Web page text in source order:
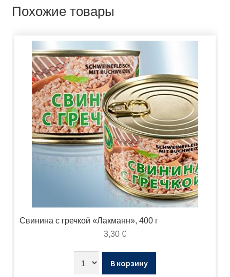
Похожие товары
Свинина с гречкой «Лакманн», 400 г
3,30 €
В корзину